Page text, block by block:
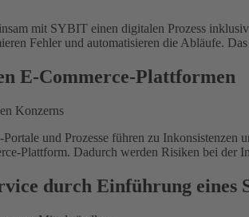
mit SYBIT einen digitalen Prozess
Fehler und automatisieren die Abläufe.
E-Commerce-Plattformen
Konzerns
und Prozesse führen zu
Plattform. Dadurch werden Risiken bei der
durch Einführung eines